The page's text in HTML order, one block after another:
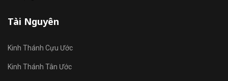
Tài Nguyên
Kinh Thánh Cựu Ước
Kinh Thánh Tân Ước